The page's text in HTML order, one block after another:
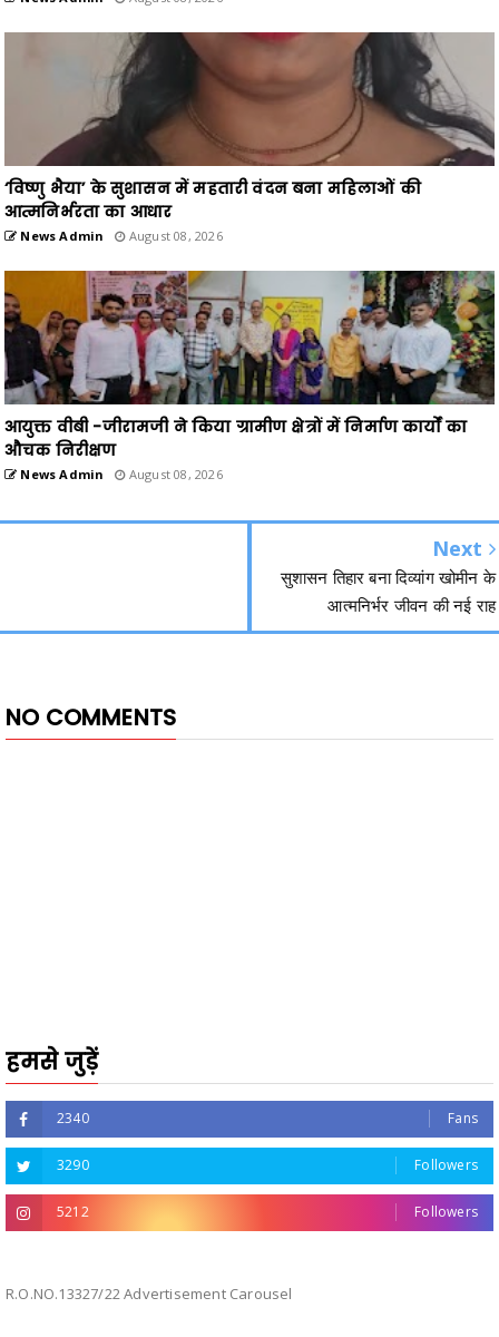
‘विष्णु भैया’ के सुशासन में महतारी वंदन बना महिलाओं की
आत्मनिर्भरता का आधार
News Admin August 08, 2026
आयुक्त वीबी -जीरामजी ने किया ग्रामीण क्षेत्रों में निर्माण कार्यों का
औचक निरीक्षण
News Admin August 08, 2026
Next
सुशासन तिहार बना दिव्यांग खोमीन के
आत्मनिर्भर जीवन की नई राह
NO COMMENTS
हमसे जुड़ें
2340 Fans
3290 Followers
5212 Followers
R.O.NO.13327/22 Advertisement Carousel